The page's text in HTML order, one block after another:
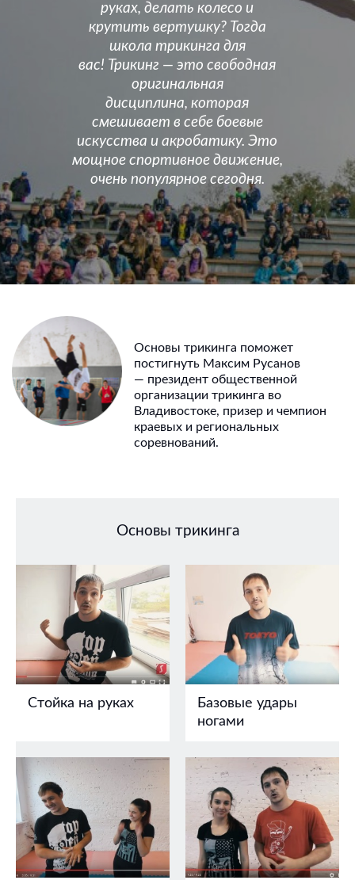
руках, делать колесо и
крутить вертушку? Тогда
школа трикинга для
вас! Трикинг — это свободная
оригинальная
дисциплина, которая
смешивает в себе боевые
искусства и акробатику. Это
мощное спортивное движение,
очень популярное сегодня.
Основы трикинга поможет
постигнуть Максим Русанов
— президент общественной
организации трикинга во
Владивостоке, призер и чемпион
краевых и региональных
соревнований.
Основы трикинга
Стойка на руках
Базовые удары
ногами